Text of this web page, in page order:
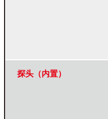
探头（内置）